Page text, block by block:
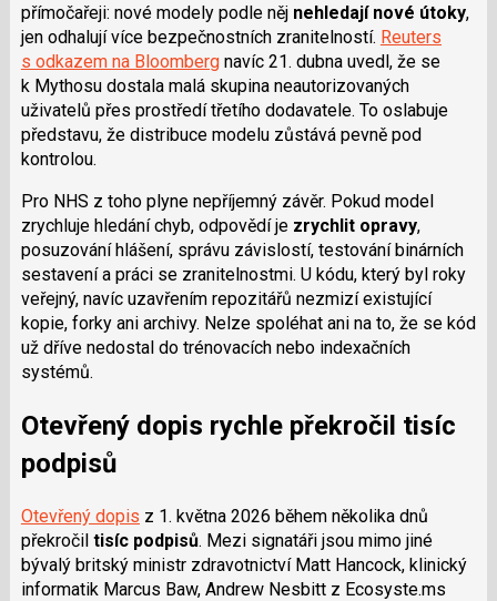
přímočařeji: nové modely podle něj nehledají nové útoky,
jen odhalují více bezpečnostních zranitelností. Reuters
s odkazem na Bloombergnavíc 21. dubna uvedl, že se
k Mythosu dostala malá skupina neautorizovaných
uživatelů přes prostředí třetího dodavatele. To oslabuje
představu, že distribuce modelu zůstává pevně pod
kontrolou.
Pro NHS z toho plyne nepříjemný závěr. Pokud model
zrychluje hledání chyb, odpovědí je zrychlit opravy,
posuzování hlášení, správu závislostí, testování binárních
sestavení a práci se zranitelnostmi. U kódu, který byl roky
veřejný, navíc uzavřením repozitářů nezmizí existující
kopie, forky ani archivy. Nelze spoléhat ani na to, že se kód
už dříve nedostal do trénovacích nebo indexačních
systémů.
Otevřený dopis rychle překročil tisíc
podpisů
Otevřený dopis z 1. května 2026 během několika dnů
překročil tisíc podpisů. Mezi signatáři jsou mimo jiné
bývalý britský ministr zdravotnictví Matt Hancock, klinický
informatik Marcus Baw, Andrew Nesbitt z Ecosyste.ms